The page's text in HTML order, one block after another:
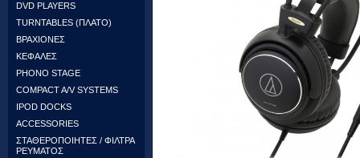
DVD PLAYERS
TURNTABLES (ΠΛΑΤΟ)
ΒΡΑΧΙΟΝΕΣ
ΚΕΦΑΛΕΣ
PHONO STAGE
COMPACT A/V SYSTEMS
IPOD DOCKS
ACCESSORIES
ΣΤΑΘΕΡΟΠΟΙΗΤΕΣ / ΦΙΛΤΡΑ
ΡΕΥΜΑΤΟΣ